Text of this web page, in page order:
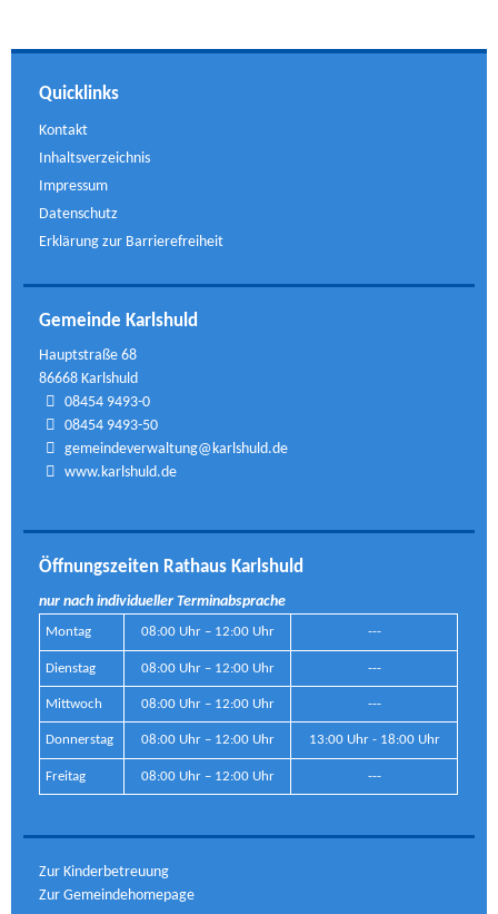
Quicklinks
Kontakt
Inhaltsverzeichnis
Impressum
Datenschutz
Erklärung zur Barrierefreiheit
Gemeinde Karlshuld
Hauptstraße 68
86668 Karlshuld
08454 9493-0
08454 9493-50
gemeindeverwaltung@karlshuld.de
www.karlshuld.de
Öffnungszeiten Rathaus Karlshuld
nur nach individueller Terminabsprache
Montag 08:00 Uhr – 12:00 Uhr ---
Dienstag 08:00 Uhr – 12:00 Uhr ---
Mittwoch 08:00 Uhr – 12:00 Uhr ---
Donnerstag 08:00 Uhr – 12:00 Uhr 13:00 Uhr - 18:00 Uhr
Freitag 08:00 Uhr – 12:00 Uhr ---
Zur Kinderbetreuung
Zur Gemeindehomepage